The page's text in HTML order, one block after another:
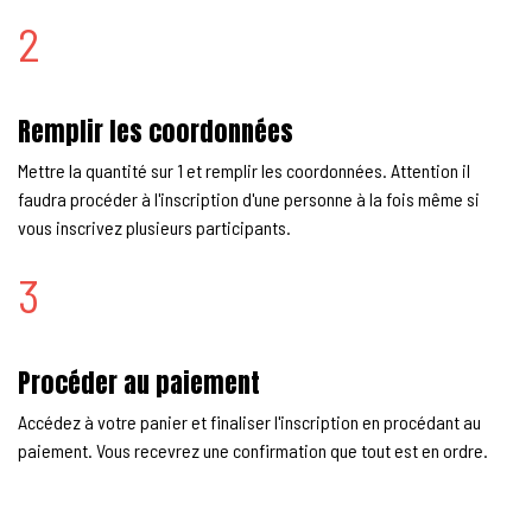
2
Remplir les coordonnées
Mettre la quantité sur 1 et remplir les coordonnées. Attention il
faudra procéder à l'inscription d'une personne à la fois même si
vous inscrivez plusieurs participants.
3
Procéder au paiement
Accédez à votre panier et finaliser l'inscription en procédant au
paiement. Vous recevrez une confirmation que tout est en ordre.